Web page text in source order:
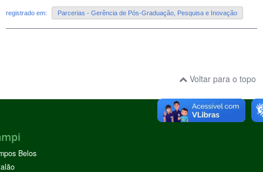
registrado em: Parcerias - Gerência de Pós-Graduação, Pesquisa e Inovação
Voltar para o topo
Belos